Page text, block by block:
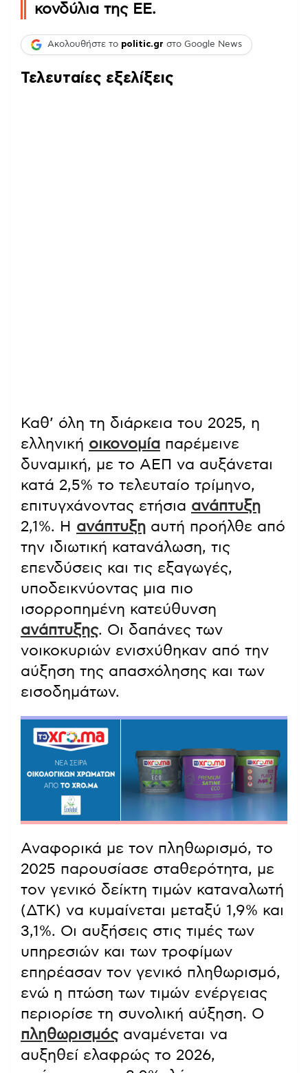
κονδύλια της ΕΕ.
Ακολουθήστε το politic.gr στο Google News
Τελευταίες εξελίξεις
Καθ’ όλη τη διάρκεια του 2025, η
ελληνική οικονομία παρέμεινε
δυναμική, με το ΑΕΠ να αυξάνεται
κατά 2,5% το τελευταίο τρίμηνο,
επιτυγχάνοντας ετήσια ανάπτυξη
2,1%. Η ανάπτυξη αυτή προήλθε από
την ιδιωτική κατανάλωση, τις
επενδύσεις και τις εξαγωγές,
υποδεικνύοντας μια πιο
ισορροπημένη κατεύθυνση
ανάπτυξης. Οι δαπάνες των
νοικοκυριών ενισχύθηκαν από την
αύξηση της απασχόλησης και των
εισοδημάτων.
Αναφορικά με τον πληθωρισμό, το
2025 παρουσίασε σταθερότητα, με
τον γενικό δείκτη τιμών καταναλωτή
(ΔΤΚ) να κυμαίνεται μεταξύ 1,9% και
3,1%. Οι αυξήσεις στις τιμές των
υπηρεσιών και των τροφίμων
επηρέασαν τον γενικό πληθωρισμό,
ενώ η πτώση των τιμών ενέργειας
περιορίσε τη συνολική αύξηση. Ο
πληθωρισμόςαναμένεται να
αυξηθεί ελαφρώς το 2026,